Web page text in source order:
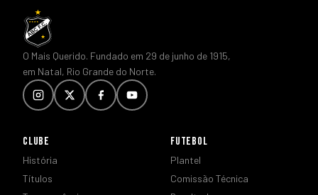
O Mais Querido. Fundado em 29 de junho de 1915,
em Natal, Rio Grande do Norte.
CLUBE
História
Títulos
FUTEBOL
Plantel
Comissão Técnica